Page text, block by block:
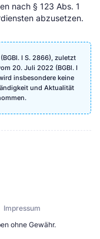
nach § 123 Abs. 1
abzusetzen.
I S. 2866), zuletzt
20. Juli 2022 (BGBl. I
insbesondere keine
und Aktualität
ohne Gewähr.
Impressum